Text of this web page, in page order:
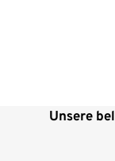
Unsere